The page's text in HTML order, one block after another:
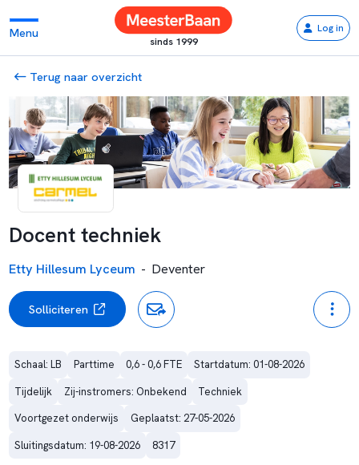
Menu
sinds 1999
Log in
Terug naar overzicht
Docent techniek
Etty Hillesum Lyceum - Deventer
Solliciteren
Schaal: LB Parttime 0,6 - 0,6 FTE
Startdatum: 01-08-2026
Tijdelijk
Zij-instromers: Onbekend
Techniek
Voortgezet onderwijs
Geplaatst: 27-05-2026
Sluitingsdatum: 19-08-2026
8317